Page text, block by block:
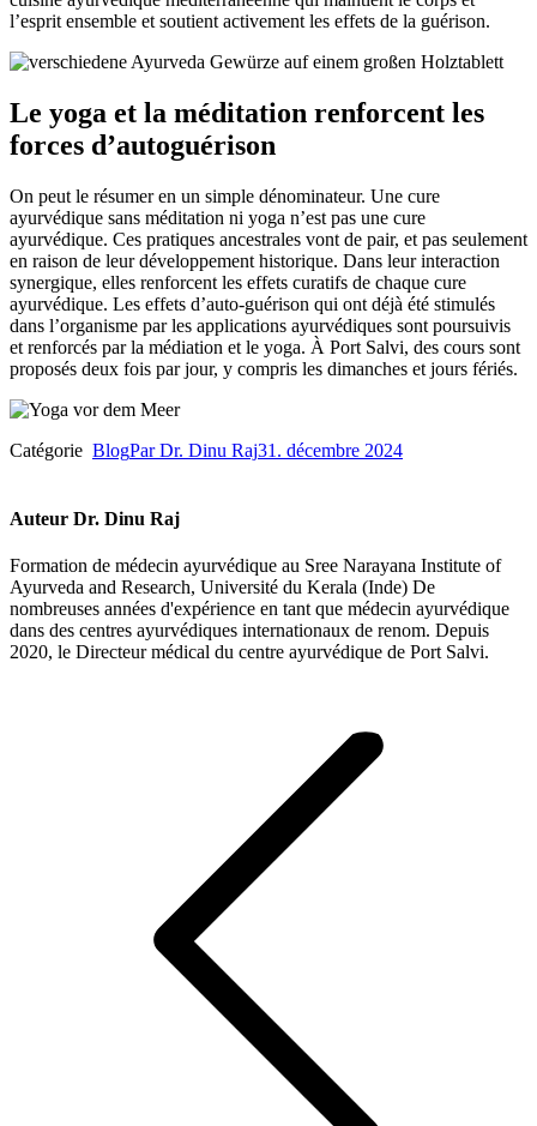
l’esprit ensemble et soutient activement les effets de la guérison.
Le yoga et la méditation renforcent les
forces d’autoguérison
On peut le résumer en un simple dénominateur. Une cure
ayurvédique sans méditation ni yoga n’est pas une cure
ayurvédique. Ces pratiques ancestrales vont de pair, et pas seulement
en raison de leur développement historique. Dans leur interaction
synergique, elles renforcent les effets curatifs de chaque cure
ayurvédique. Les effets d’auto-guérison qui ont déjà été stimulés
dans l’organisme par les applications ayurvédiques sont poursuivis
et renforcés par la médiation et le yoga. À Port Salvi, des cours sont
proposés deux fois par jour, y compris les dimanches et jours fériés.
Catégorie BlogParDr. Dinu Raj31. décembre 2024
Auteur Dr. Dinu Raj
Formation de médecin ayurvédique au Sree Narayana Institute of
Ayurveda and Research, Université du Kerala (Inde) De
nombreuses années d'expérience en tant que médecin ayurvédique
dans des centres ayurvédiques internationaux de renom. Depuis
2020, le Directeur médical du centre ayurvédique de Port Salvi.